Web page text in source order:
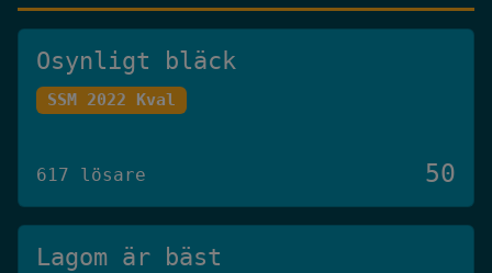
Osynligt bläck
SSM 2022 Kval
617 lösare 50
Lagom är bäst